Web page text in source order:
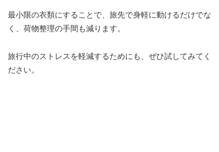
最小限の衣類にすることで、旅先で身軽に動けるだけでな
く、荷物整理の手間も減ります。
旅行中のストレスを軽減するためにも、ぜひ試してみてく
ださい。